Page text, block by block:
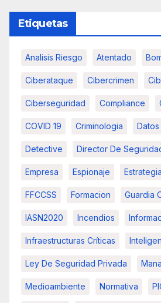
Etiquetas
Analisis Riesgo Atentado
Ciberataque Cibercrimen
Ciberseguridad Compliance
COVID 19 Criminologia Datos
Detective Director De
Empresa Espionaje Estrategia
FFCCSS Formacion Guardia
IASN2020 Incendios
Infraestructuras Críticas
Ley De Seguridad Privada
Medioambiente Normativa